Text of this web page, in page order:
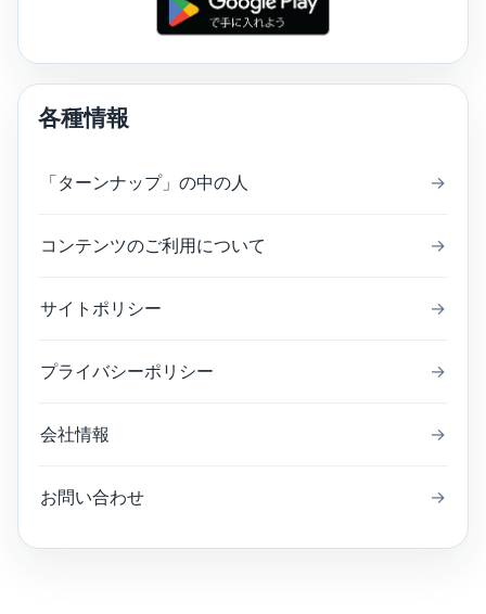
各種情報
「ターンナップ」の中の人 →
コンテンツのご利用について →
サイトポリシー →
プライバシーポリシー →
会社情報 →
お問い合わせ →